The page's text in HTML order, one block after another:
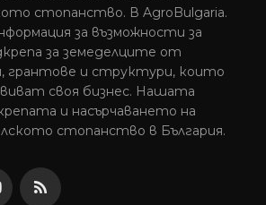
стопанство. В AgroBulgaria.
за възможности за
за земеделците от
грантове и структури, които
своя бизнес. Нашата
и насърчаването на
стопанство в България.